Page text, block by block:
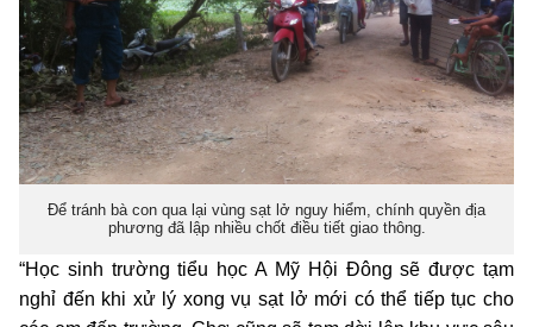
Để tránh bà con qua lại vùng sạt lở nguy hiểm, chính quyền địa
phương đã lập nhiều chốt điều tiết giao thông.
“Học sinh trường tiểu học A Mỹ Hội Đông sẽ được tạm
nghỉ đến khi xử lý xong vụ sạt lở mới có thể tiếp tục cho